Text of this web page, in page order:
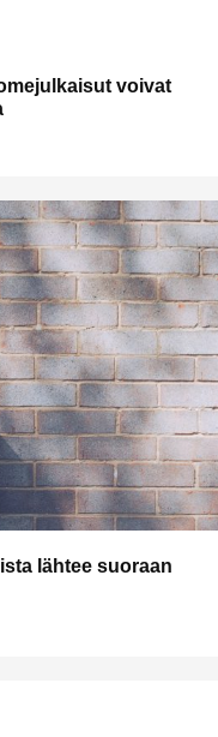
voivat
lähtee suoraan